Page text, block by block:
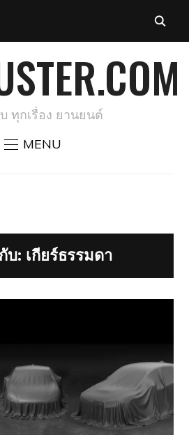
ทุกเรื่อง ยานยนต์
MENU
บ: เกียร์ธรรมดา